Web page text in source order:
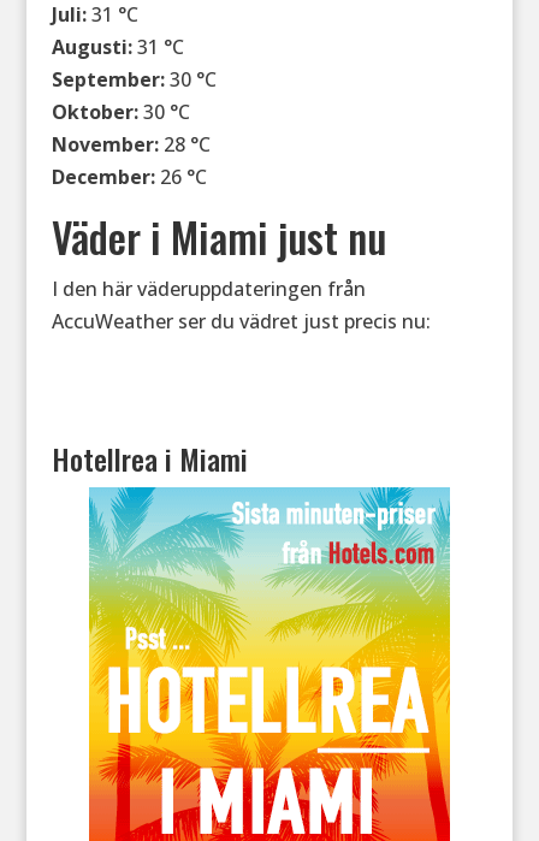
Juli:31 °C
Augusti:31 °C
September:30 °C
Oktober:30 °C
November:28 °C
December:26 °C
Väder i Miami just nu
I den här väderuppdateringen från
AccuWeather ser du vädret just precis nu:
Hotellrea i Miami